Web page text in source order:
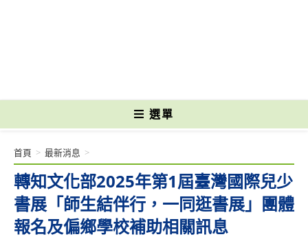
選單
轉知文化部2025年第1屆臺灣國際兒少
書展「師生結伴行，一同逛書展」團體
報名及偏鄉學校補助相關訊息
首頁 > 最新消息 >